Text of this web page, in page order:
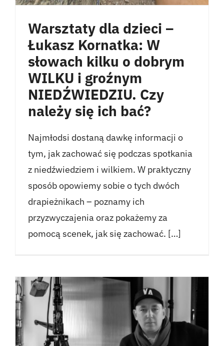
Warsztaty dla dzieci –
Łukasz Kornatka: W
słowach kilku o dobrym
WILKU i groźnym
NIEDŹWIEDZIU. Czy
należy się ich bać?
Najmłodsi dostaną dawkę informacji o
tym, jak zachować się podczas spotkania
z niedźwiedziem i wilkiem. W praktyczny
sposób opowiemy sobie o tych dwóch
drapieżnikach – poznamy ich
przyzwyczajenia oraz pokażemy za
pomocą scenek, jak się zachować. […]